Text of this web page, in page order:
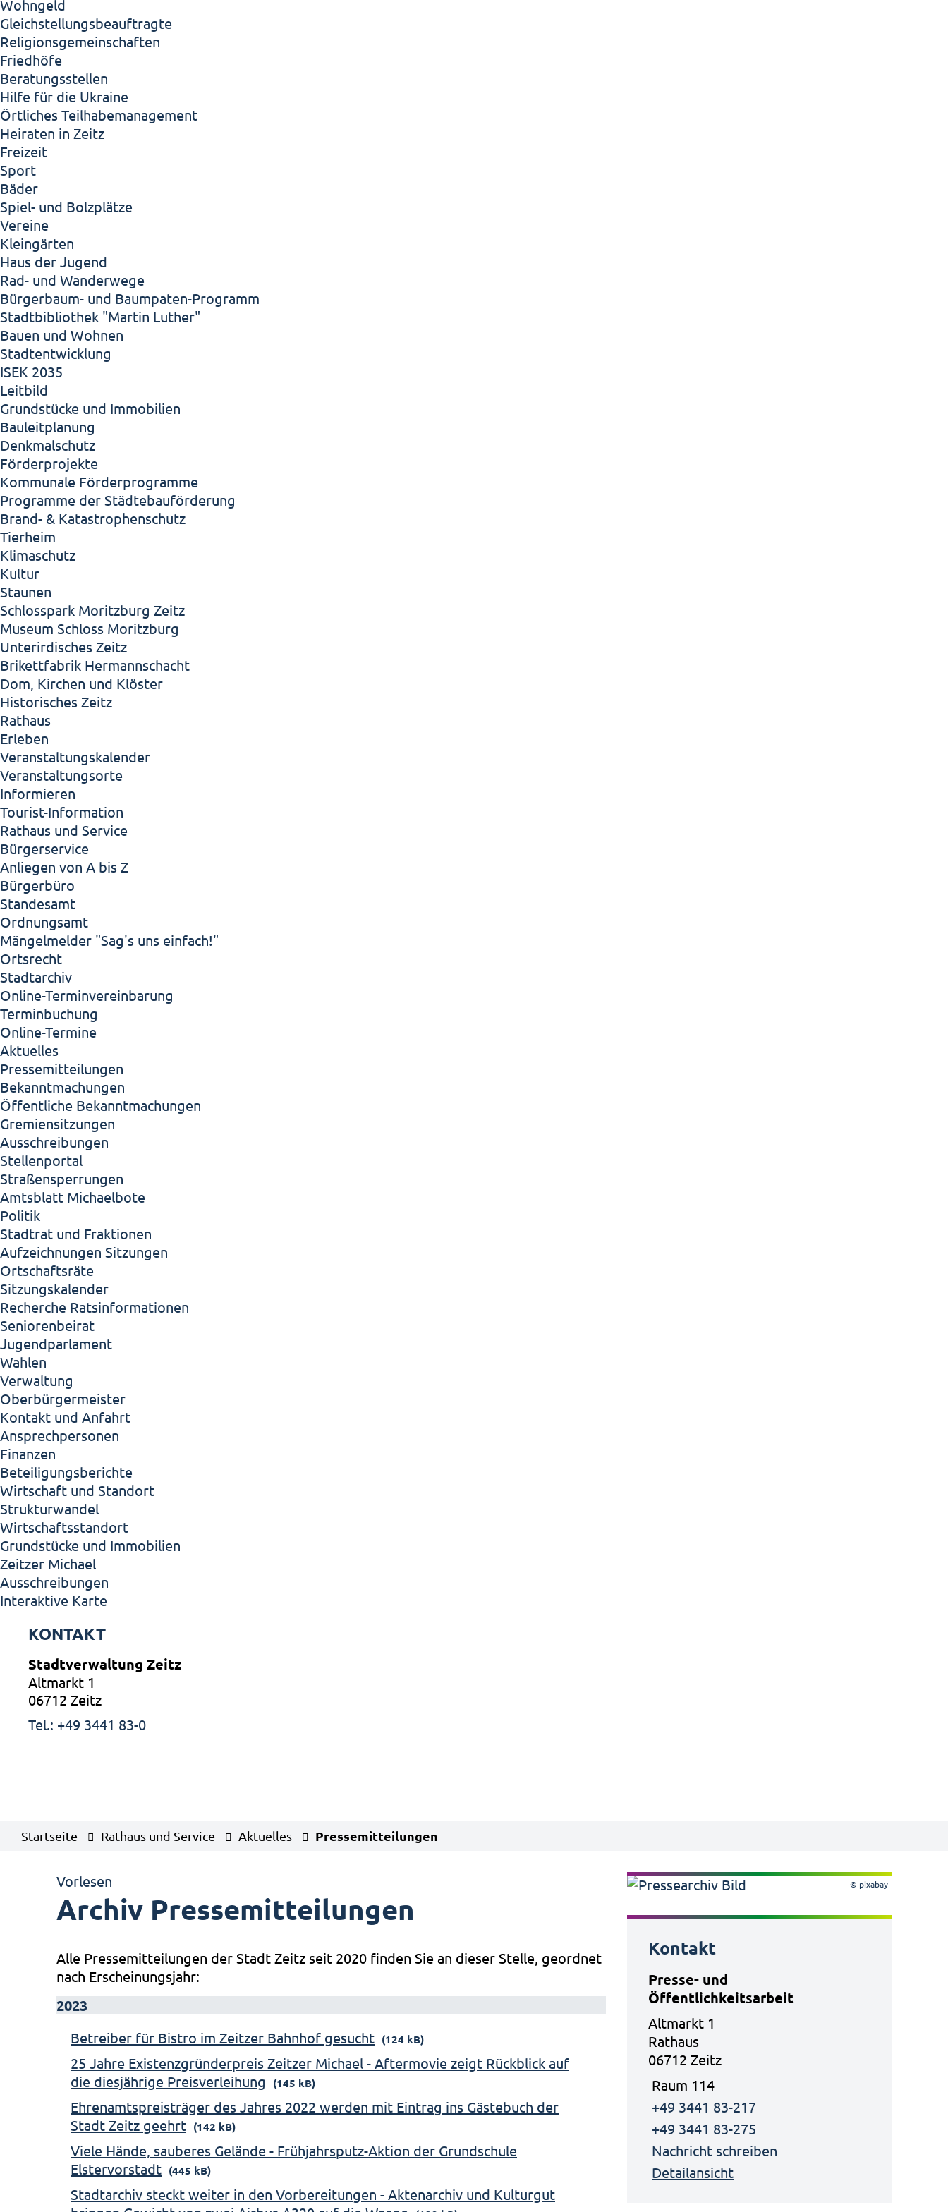
Wohngeld
Gleichstellungsbeauftragte
Religionsgemeinschaften
Friedhöfe
Beratungsstellen
Hilfe für die Ukraine
Örtliches Teilhabemanagement
Heiraten in Zeitz
Freizeit
Sport
Bäder
Spiel- und Bolzplätze
Vereine
Kleingärten
Haus der Jugend
Rad- und Wanderwege
Bürgerbaum- und Baumpaten-Programm
Stadtbibliothek "Martin Luther"
Bauen und Wohnen
Stadtentwicklung
ISEK 2035
Leitbild
Grundstücke und Immobilien
Bauleitplanung
Denkmalschutz
Förderprojekte
Kommunale Förderprogramme
Programme der Städtebauförderung
Brand- & Katastrophenschutz
Tierheim
Klimaschutz
Kultur
Staunen
Schlosspark Moritzburg Zeitz
Museum Schloss Moritzburg
Unterirdisches Zeitz
Brikettfabrik Hermannschacht
Dom, Kirchen und Klöster
Historisches Zeitz
Rathaus
Erleben
Veranstaltungskalender
Veranstaltungsorte
Informieren
Tourist-Information
Rathaus und Service
Bürgerservice
Anliegen von A bis Z
Bürgerbüro
Standesamt
Ordnungsamt
Mängelmelder "Sag's uns einfach!"
Ortsrecht
Stadtarchiv
Online-Terminvereinbarung
Terminbuchung
Online-Termine
Aktuelles
Pressemitteilungen
Bekanntmachungen
Öffentliche Bekanntmachungen
Gremiensitzungen
Ausschreibungen
Stellenportal
Straßensperrungen
Amtsblatt Michaelbote
Politik
Stadtrat und Fraktionen
Aufzeichnungen Sitzungen
Ortschaftsräte
Sitzungskalender
Recherche Ratsinformationen
Seniorenbeirat
Jugendparlament
Wahlen
Verwaltung
Oberbürgermeister
Kontakt und Anfahrt
Ansprechpersonen
Finanzen
Beteiligungsberichte
Wirtschaft und Standort
Strukturwandel
Wirtschaftsstandort
Grundstücke und Immobilien
Zeitzer Michael
Ausschreibungen
Interaktive Karte
KONTAKT
Stadtverwaltung Zeitz
Altmarkt 1
06712 Zeitz
Tel.: +49 3441 83-0
Startseite Rathaus und Service Aktuelles Pressemitteilungen
Vorlesen
Archiv Pressemitteilungen
Alle Pressemitteilungen der Stadt Zeitz seit 2020 finden Sie an dieser Stelle, geordnet
nach Erscheinungsjahr:
2023
Betreiber für Bistro im Zeitzer Bahnhof gesucht (124 kB)
25 Jahre Existenzgründerpreis Zeitzer Michael - Aftermovie zeigt Rückblick auf
die diesjährige Preisverleihung
(145 kB)
Ehrenamtspreisträger des Jahres 2022 werden mit Eintrag ins Gästebuch der
Stadt Zeitz geehrt (142 kB)
Viele Hände, sauberes Gelände - Frühjahrsputz-Aktion der Grundschule
Elstervorstadt (445 kB)
Stadtarchiv steckt weiter in den Vorbereitungen - Aktenarchiv und Kulturgut
© pixabay
Kontakt
Presse- und
Öffentlichkeitsarbeit
Altmarkt 1
Rathaus
06712 Zeitz
Raum 114
+49 3441 83-217
+49 3441 83-275
Nachricht schreiben
Detailansicht